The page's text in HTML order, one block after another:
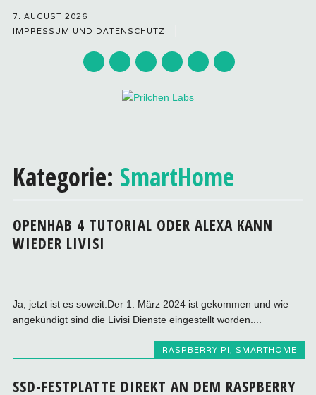
7. AUGUST 2026
IMPRESSUM UND DATENSCHUTZ
springen
Kategorie: SmartHome
OPENHAB 4 TUTORIAL ODER ALEXA KANN
WIEDER LIVISI
Ja, jetzt ist es soweit.Der 1. März 2024 ist gekommen und wie
angekündigt sind die Livisi Dienste eingestellt worden....
RASPBERRY PI, SMARTHOME
SSD-FESTPLATTE DIREKT AN DEM RASPBERRY